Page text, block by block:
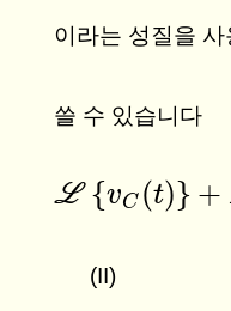
이라는 성질을 사
쓸 수 있습니다
L {vC (t)} +
L{v C(t)}+RCL{d
(II)